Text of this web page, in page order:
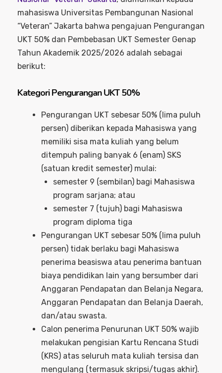
mahasiswa Universitas Pembangunan Nasional
“Veteran” Jakarta bahwa pengajuan Pengurangan
UKT 50% dan Pembebasan UKT Semester Genap
Tahun Akademik 2025/2026 adalah sebagai
berikut:
Kategori Pengurangan UKT 50%
Pengurangan UKT sebesar 50% (lima puluh
persen) diberikan kepada Mahasiswa yang
memiliki sisa mata kuliah yang belum
ditempuh paling banyak 6 (enam) SKS
(satuan kredit semester) mulai:
semester 9 (sembilan) bagi Mahasiswa
program sarjana; atau
semester 7 (tujuh) bagi Mahasiswa
program diploma tiga
Pengurangan UKT sebesar 50% (lima puluh
persen) tidak berlaku bagi Mahasiswa
penerima beasiswa atau penerima bantuan
biaya pendidikan lain yang bersumber dari
Anggaran Pendapatan dan Belanja Negara,
Anggaran Pendapatan dan Belanja Daerah,
dan/atau swasta.
Calon penerima Penurunan UKT 50% wajib
melakukan pengisian Kartu Rencana Studi
(KRS) atas seluruh mata kuliah tersisa dan
mengulang (termasuk skripsi/tugas akhir).